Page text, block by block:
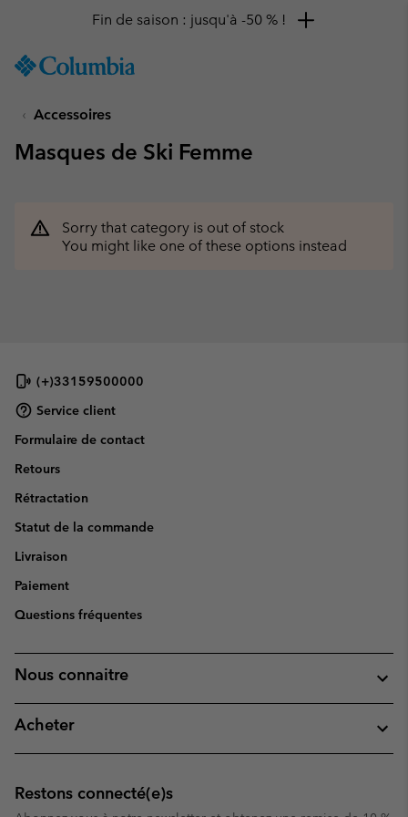
TO
SKIP
MAIN
NAV
TO
SEARCH
Fin de saison : jusqu'à -50 % !
Accessoires
Masques de Ski Femme
Sorry that category is out of stock
You might like one of these options instead
(+)33159500000
Service client
Formulaire de contact
Retours
Rétractation
Statut de la commande
Livraison
Paiement
Questions fréquentes
Nous connaitre
Acheter
Restons connecté(e)s